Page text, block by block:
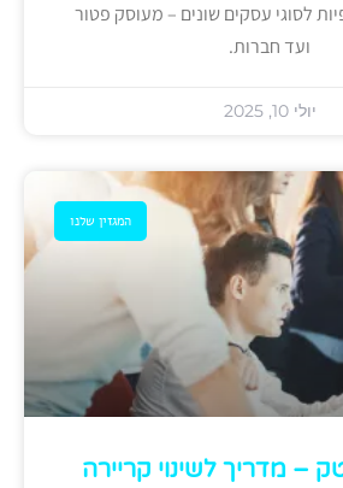
לסוגי עסקים שונים – מעוסק פטור
ועד חברות.
יולי 10, 2025
המגזין שלנו
– מדריך לשינוי קריירה